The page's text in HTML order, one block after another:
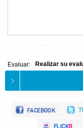
Evaluar: Realizar su